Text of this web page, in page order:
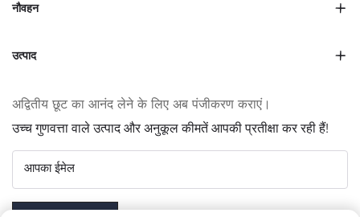
नौवहन
उत्पाद
अद्वितीय छूट का आनंद लेने के लिए अब पंजीकरण कराएं।
उच्च गुणवत्ता वाले उत्पाद और अनुकूल कीमतें आपकी प्रतीक्षा कर रही हैं!
आपका ईमेल